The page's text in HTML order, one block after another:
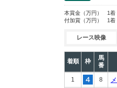
本賞金 （万円） 1着
付加賞 （万円） 1着
レース映像
着順 枠
馬
番
1 8